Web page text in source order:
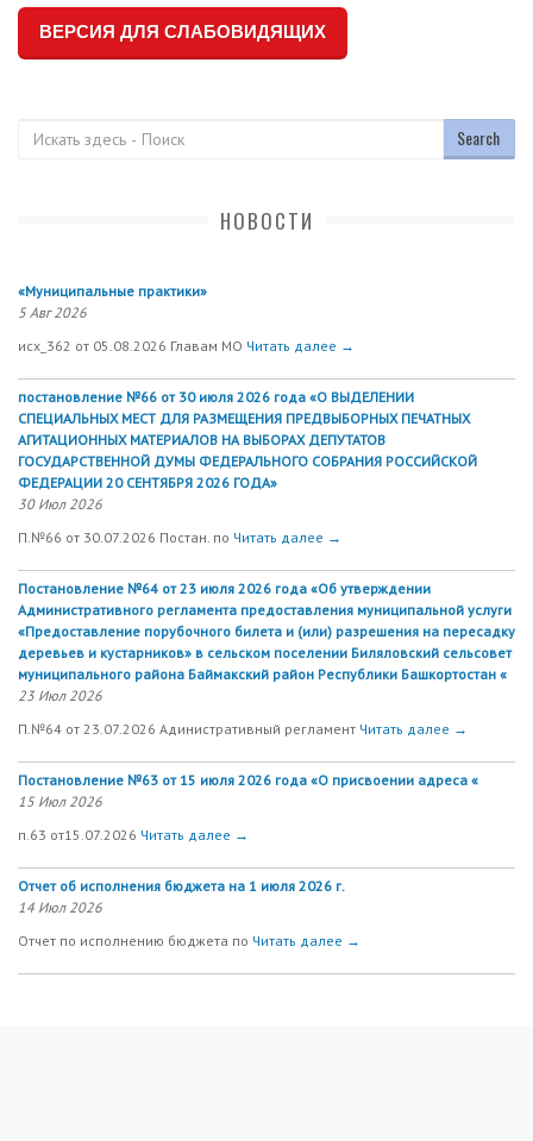
ВЕРСИЯ ДЛЯ СЛАБОВИДЯЩИХ
НОВОСТИ
«Муниципальные практики»
5 Авг 2026
исх_362 от 05.08.2026 Главам МО Читать далее →
постановление №66 от 30 июля 2026 года «О ВЫДЕЛЕНИИ
СПЕЦИАЛЬНЫХ МЕСТ ДЛЯ РАЗМЕЩЕНИЯ ПРЕДВЫБОРНЫХ ПЕЧАТНЫХ
АГИТАЦИОННЫХ МАТЕРИАЛОВ НА ВЫБОРАХ ДЕПУТАТОВ
ГОСУДАРСТВЕННОЙ ДУМЫ ФЕДЕРАЛЬНОГО СОБРАНИЯ РОССИЙСКОЙ
ФЕДЕРАЦИИ 20 СЕНТЯБРЯ 2026 ГОДА»
30 Июл 2026
П.№66 от 30.07.2026 Постан. по Читать далее →
Постановление №64 от 23 июля 2026 года «Об утверждении
Административного регламента предоставления муниципальной услуги
«Предоставление порубочного билета и (или) разрешения на пересадку
деревьев и кустарников» в сельском поселении Биляловский сельсовет
муниципального района Баймакский район Республики Башкортостан «
23 Июл 2026
П.№64 от 23.07.2026 Адинистративный регламент Читать далее →
Постановление №63 от 15 июля 2026 года «О присвоении адреса «
15 Июл 2026
п.63 от15.07.2026 Читать далее →
Отчет об исполнения бюджета на 1 июля 2026 г.
14 Июл 2026
Отчет по исполнению бюджета по Читать далее →